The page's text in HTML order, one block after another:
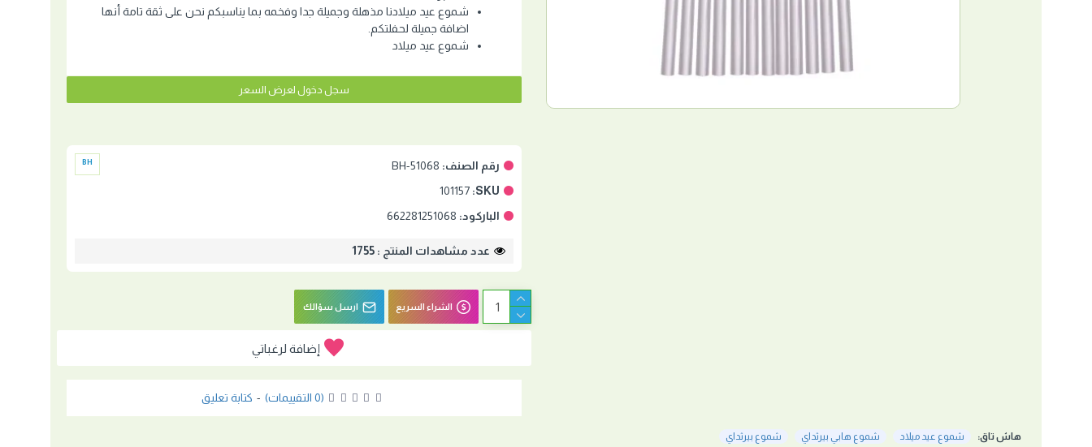
شموع عيد ميلادنا مذهلة وجميلة جدا وفخمه بما يناسبكم نحن على ثقة تامة أنها
اضافة جميلة لحفلتكم.
شموع عيد ميلاد
رقم الصنف: BH-51068
SKU:
101157
الباركود: 662281251068
BH
عدد مشاهدات المنتج : 1755
(0 التقييمات) - كتابة تعليق
سجل دخول لعرض السعر
الشراء السريع ارسل سؤالك
إضافة لرغباتي
هاش تاق: شموع عيد ميلاد شموع هابي بيرثداي شموع بيرثداي